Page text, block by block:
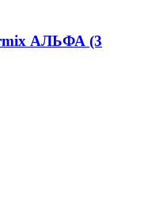
АЛЬФА (3